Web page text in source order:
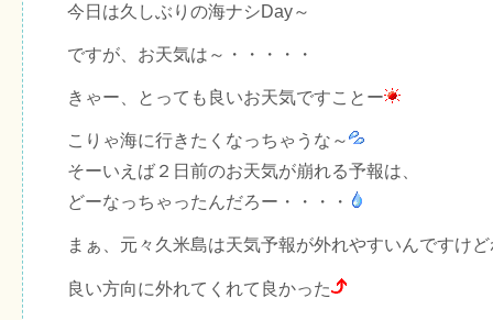
今日は久しぶりの海ナシDay～
ですが、お天気は～・・・・・
きゃー、とっても良いお天気ですことー
こりゃ海に行きたくなっちゃうな～
そーいえば２日前のお天気が崩れる予報は、
どーなっちゃったんだろー・・・・
まぁ、元々久米島は天気予報が外れやすいんですけど
良い方向に外れてくれて良かった